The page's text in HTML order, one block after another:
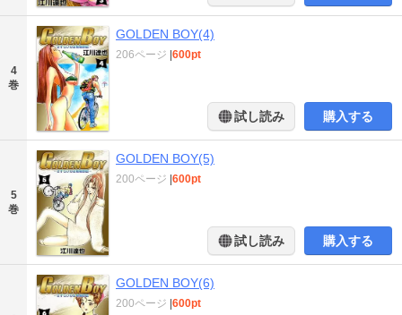
4
巻
GOLDEN BOY(4)
206ページ 600pt
試し読み 購入する
5
巻
GOLDEN BOY(5)
200ページ 600pt
試し読み 購入する
GOLDEN BOY(6)
200ページ 600pt